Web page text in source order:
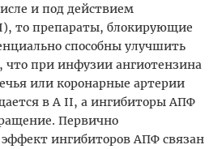
и под действием
то препараты, блокирующие
способны улучшить
что при инфузии ангиотензина
или коронарные артерии
в A II, а ингибиторы АПФ
Первично
ингибиторов АПФ связан